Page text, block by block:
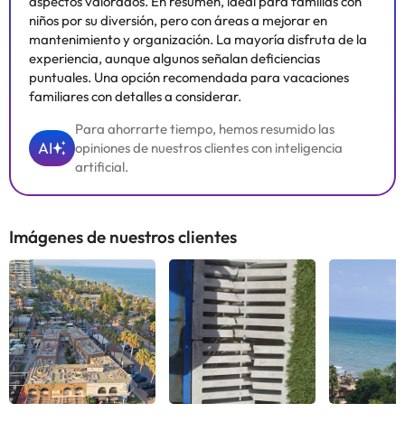
niños por su diversión, pero con áreas a mejorar en
mantenimiento y organización. La mayoría disfruta de la
experiencia, aunque algunos señalan deficiencias
puntuales. Una opción recomendada para vacaciones
familiares con detalles a considerar.
AI
Para ahorrarte tiempo, hemos resumido las
opiniones de nuestros clientes con inteligencia
artificial.
Imágenes de nuestros clientes